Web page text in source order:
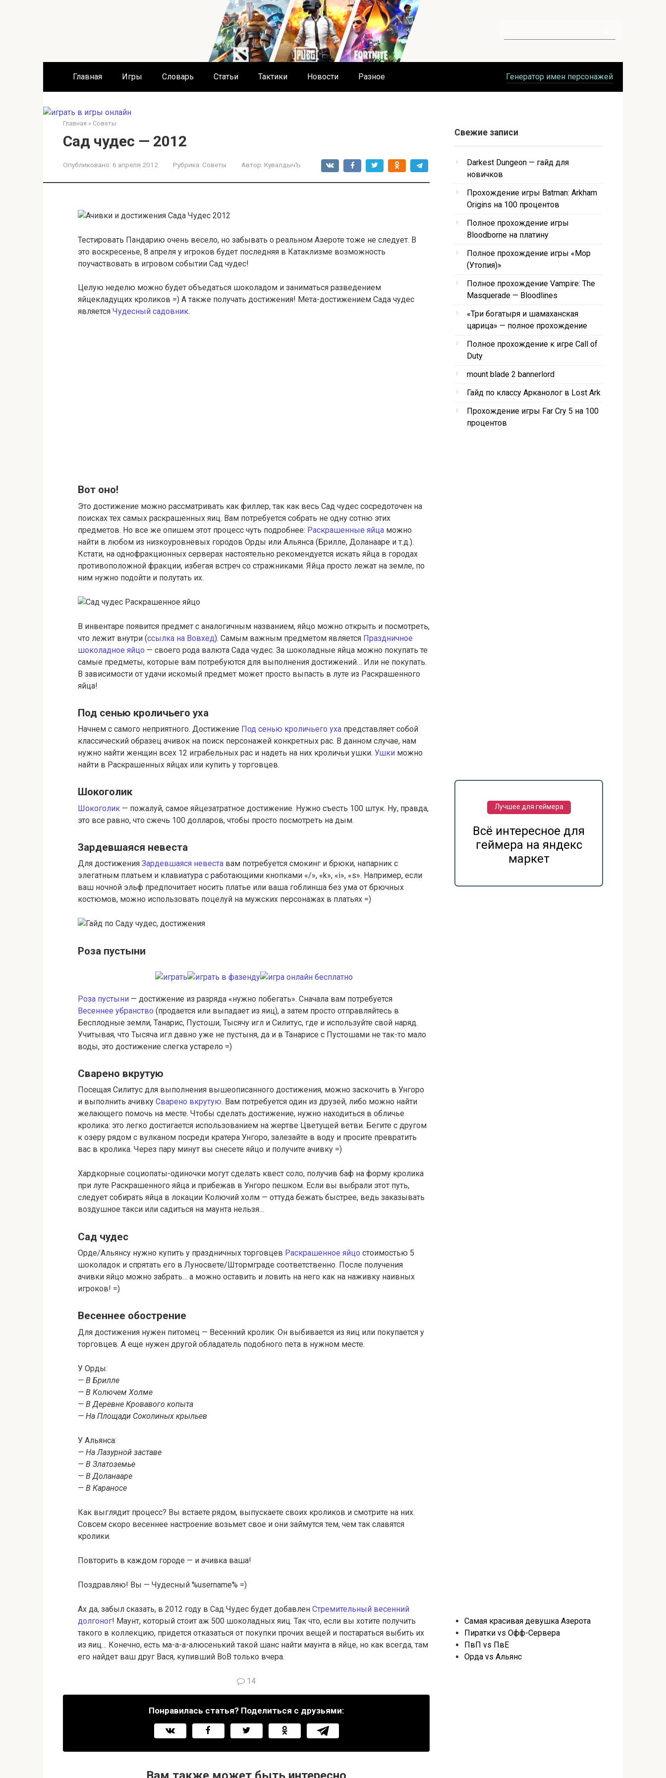
Главная Игры Словарь Статьи Тактики Новости Разное Генератор имен персонажей
Главная » Советы
Сад чудес — 2012
Опубликовано: 6 апреля 2012 Рубрика: Советы Автор: КувалдычЪ
Тестировать Пандарию очень весело, но забывать о реальном Азероте тоже не следует. В
это воскресенье, 8 апреля у игроков будет последняя в Катаклизме возможность
поучаствовать в игровом событии Сад чудес!
Целую неделю можно будет объедаться шоколадом и заниматься разведением
яйцекладущих кроликов =) А также получать достижения! Мета-достижением Сада чудес
является Чудесный садовник.
Вот оно!
Это достижение можно рассматривать как филлер, так как весь Сад чудес сосредоточен на
поисках тех самых раскрашенных яиц. Вам потребуется собрать не одну сотню этих
предметов. Но все же опишем этот процесс чуть подробнее: Раскрашенные яйца можно
найти в любом из низкоуровневых городов Орды или Альянса (Брилле, Доланааре и т.д.).
Кстати, на однофракционных серверах настоятельно рекомендуется искать яйца в городах
противоположной фракции, избегая встреч со стражниками. Яйца просто лежат на земле, по
ним нужно подойти и полутать их.
В инвентаре появится предмет с аналогичным названием, яйцо можно открыть и посмотреть,
что лежит внутри (ссылка на Вовхед). Самым важным предметом является Праздничное
шоколадное яйцо — своего рода валюта Сада чудес. За шоколадные яйца можно покупать те
самые предметы, которые вам потребуются для выполнения достижений… Или не покупать.
В зависимости от удачи искомый предмет может просто выпасть в луте из Раскрашенного
яйца!
Под сенью кроличьего уха
Начнем с самого неприятного. Достижение Под сенью кроличьего уха представляет собой
классический образец ачивок на поиск персонажей конкретных рас. В данном случае, нам
нужно найти женщин всех 12 играбельных рас и надеть на них кроличьи ушки. Ушки можно
найти в Раскрашенных яйцах или купить у торговцев.
Шокоголик
Шокоголик — пожалуй, самое яйцезатратное достижение. Нужно съесть 100 штук. Ну, правда,
это все равно, что сжечь 100 долларов, чтобы просто посмотреть на дым.
Зардевшаяся невеста
Для достижения Зардевшаяся невеста вам потребуется смокинг и брюки, напарник с
элегатным платьем и клавиатура с работающими кнопками «/», «k», «i», «s». Например, если
ваш ночной эльф предпочитает носить платье или ваша гоблинша без ума от брючных
костюмов, можно использовать поцелуй на мужских персонажах в платьях =)
Роза пустыни
Роза пустыни — достижение из разряда «нужно побегать». Сначала вам потребуется
Весеннее убранство (продается или выпадает из яиц), а затем просто отправляйтесь в
Бесплодные земли, Танарис, Пустоши, Тысячу игл и Силитус, где и используйте свой наряд.
Учитывая, что Тысяча игл давно уже не пустыня, да и в Танарисе с Пустошами не так-то мало
воды, это достижение слегка устарело =)
Сварено вкрутую
Посещая Силитус для выполнения вышеописанного достижения, можно заскочить в Унгоро
и выполнить ачивку Сварено вкрутую. Вам потребуется один из друзей, либо можно найти
желающего помочь на месте. Чтобы сделать достижение, нужно находиться в обличье
кролика: это легко достигается использованием на жертве Цветущей ветви. Бегите с другом
к озеру рядом с вулканом посреди кратера Унгоро, залезайте в воду и просите превратить
вас в кролика. Через пару минут вы снесете яйцо и получите ачивку =)
Хардкорные социопаты-одиночки могут сделать квест соло, получив баф на форму кролика
при луте Раскрашенного яйца и прибежав в Унгоро пешком. Если вы выбрали этот путь,
следует собирать яйца в локации Колючий холм — оттуда бежать быстрее, ведь заказывать
воздушное такси или садиться на маунта нельзя…
Сад чудес
Орде/Альянсу нужно купить у праздничных торговцев Раскрашенное яйцо стоимостью 5
шоколадок и спрятать его в Луносвете/Штормграде соответственно. После получения
ачивки яйцо можно забрать… а можно оставить и ловить на него как на наживку наивных
игроков! =)
Весеннее обострение
Для достижения нужен питомец — Весенний кролик. Он выбивается из яиц или покупается у
торговцев. А еще нужен другой обладатель подобного пета в нужном месте.
У Орды:
— В Брилле
— В Колючем Холме
— В Деревне Кровавого копыта
— На Площади Соколиных крыльев
У Альянса:
— На Лазурной заставе
— В Златоземье
— В Доланааре
— В Караносе
Как выглядит процесс? Вы встаете рядом, выпускаете своих кроликов и смотрите на них.
Совсем скоро весеннее настроение возьмет свое и они займутся тем, чем так славятся
кролики.
Повторить в каждом городе — и ачивка ваша!
Поздравляю! Вы — Чудесный %username% =)
Ах да, забыл сказать, в 2012 году в Сад Чудес будет добавлен Стремительный весенний
долгоног! Маунт, который стоит аж 500 шоколадных яиц. Так что, если вы хотите получить
такого в коллекцию, придется отказаться от покупки прочих вещей и постараться выбить их
из яиц… Конечно, есть ма-а-а-алюсенький такой шанс найти маунта в яйце, но как всегда, там
его найдет ваш друг Вася, купивший ВоВ только вчера.
14
Понравилась статья? Поделиться с друзьями:
Свежие записи
Darkest Dungeon — гайд для
новичков
Прохождение игры Batman: Arkham
Origins на 100 процентов
Полное прохождение игры
Bloodborne на платину
Полное прохождение игры «Мор
(Утопия)»
Полное прохождение Vampire: The
Masquerade — Bloodlines
«Три богатыря и шамаханская
царица» — полное прохождение
Полное прохождение к игре Call of
Duty
mount blade 2 bannerlord
Гайд по классу Арканолог в Lost Ark
Прохождение игры Far Cry 5 на 100
процентов
Лучшее для геймера
Всё интересное для
геймера на яндекс
маркет
Самая красивая девушка Азерота
Пиратки vs Офф-Сервера
ПвП vs ПвЕ
Орда vs Альянс